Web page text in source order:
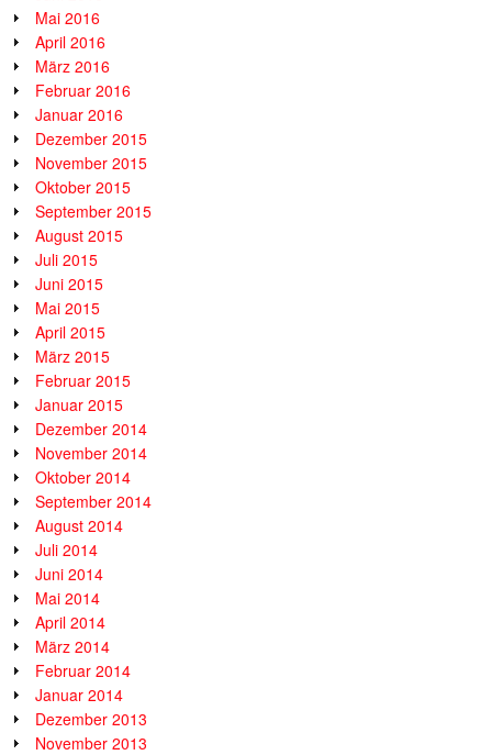
Mai 2016
April 2016
März 2016
Februar 2016
Januar 2016
Dezember 2015
November 2015
Oktober 2015
September 2015
August 2015
Juli 2015
Juni 2015
Mai 2015
April 2015
März 2015
Februar 2015
Januar 2015
Dezember 2014
November 2014
Oktober 2014
September 2014
August 2014
Juli 2014
Juni 2014
Mai 2014
April 2014
März 2014
Februar 2014
Januar 2014
Dezember 2013
November 2013